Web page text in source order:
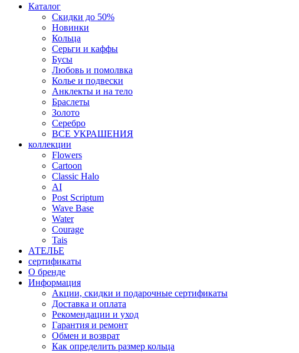
Каталог
Скидки до 50%
Новинки
Кольца
Серьги и каффы
Бусы
Любовь и помолвка
Колье и подвески
Анклекты и на тело
Браслеты
Золото
Серебро
ВСЕ УКРАШЕНИЯ
коллекции
Flowers
Cartoon
Classic Halo
AI
Post Scriptum
Wave Base
Water
Courage
Tais
АТЕЛЬЕ
сертификаты
О бренде
Информация
Акции, скидки и подарочные сертификаты
Доставка и оплата
Рекомендации и уход
Гарантия и ремонт
Обмен и возврат
Как определить размер кольца